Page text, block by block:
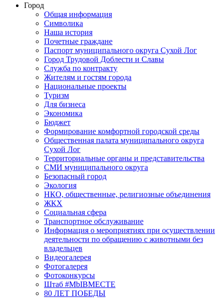
Город
Общая информация
Символика
Наша история
Почетные граждане
Паспорт муниципального округа Сухой Лог
Город Трудовой Доблести и Славы
Служба по контракту
Жителям и гостям города
Национальные проекты
Туризм
Для бизнеса
Экономика
Бюджет
Формирование комфортной городской среды
Общественная палата муниципального округа
Сухой Лог
Территориальные органы и представительства
СМИ муниципального округа
Безопасный город
Экология
НКО, общественные, религиозные объединения
ЖКХ
Социальная сфера
Транспортное обслуживание
Информация о мероприятиях при осуществлении
деятельности по обращению с животными без
владельцев
Видеогалерея
Фотогалерея
Фотоконкурсы
Штаб #MbIBMECTE
80 ЛЕТ ПОБЕДЫ